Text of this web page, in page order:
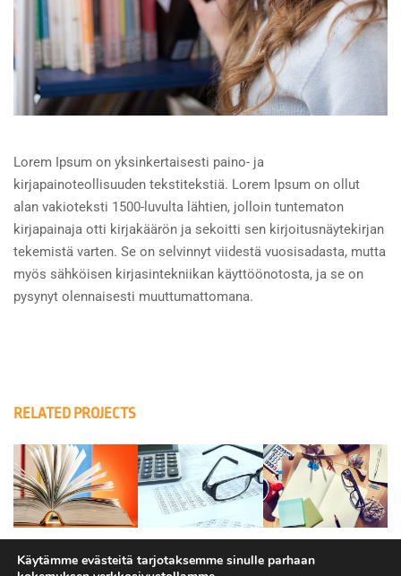
Lorem Ipsum on yksinkertaisesti paino- ja
kirjapainoteollisuuden tekstitekstiä. Lorem Ipsum on ollut
alan vakioteksti 1500-luvulta lähtien, jolloin tuntematon
kirjapainaja otti kirjakäärön ja sekoitti sen kirjoitusnäytekirjan
tekemistä varten. Se on selvinnyt viidestä vuosisadasta, mutta
myös sähköisen kirjasintekniikan käyttöönotosta, ja se on
pysynyt olennaisesti muuttumattomana.
RELATED PROJECTS
Käytämme evästeitä tarjotaksemme sinulle parhaan